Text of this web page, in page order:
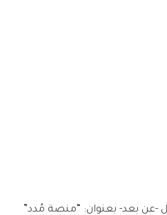
-عن بعد- بعنوان: “منصة مُدد”